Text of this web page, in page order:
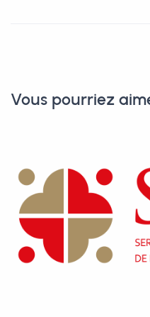
Vous pourriez